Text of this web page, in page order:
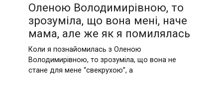
Оленою Володимирівною, то
зрозуміла, що вона мені, наче
мама, але же як я помилялась
Коли я познайомилась з Оленою
Володимирівною, то зрозуміла, що вона не
стане для мене “свекрухою”, а